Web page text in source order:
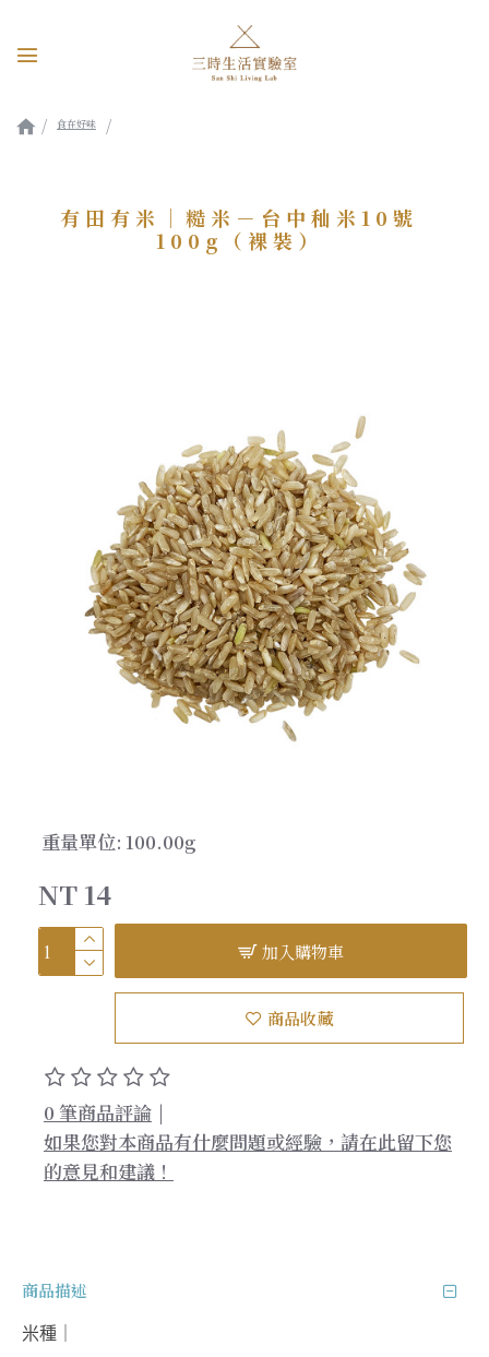
食在好味
有田有米｜糙米－台中秈米10號
100g（裸裝）
0 筆商品評論 |
如果您對本商品有什麼問題或經驗，請在此留下您
的意見和建議！
NT 14
重量單位: 100.00g
加入購物車
商品收藏
商品描述
米種｜